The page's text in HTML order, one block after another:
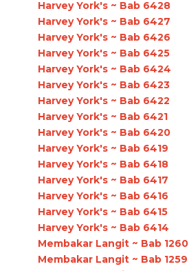
Harvey York's ~ Bab 6428
Harvey York's ~ Bab 6427
Harvey York's ~ Bab 6426
Harvey York's ~ Bab 6425
Harvey York's ~ Bab 6424
Harvey York's ~ Bab 6423
Harvey York's ~ Bab 6422
Harvey York's ~ Bab 6421
Harvey York's ~ Bab 6420
Harvey York's ~ Bab 6419
Harvey York's ~ Bab 6418
Harvey York's ~ Bab 6417
Harvey York's ~ Bab 6416
Harvey York's ~ Bab 6415
Harvey York's ~ Bab 6414
Membakar Langit ~ Bab 1260
Membakar Langit ~ Bab 1259